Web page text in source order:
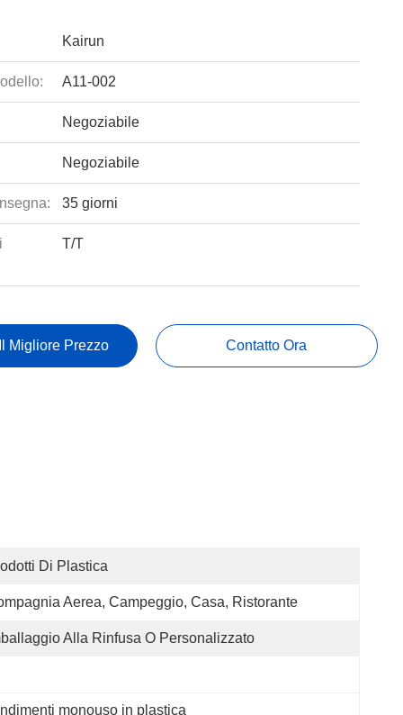
Kairun
A11-002
Negoziabile
Negoziabile
35 giorni
T/T
Migliore Prezzo Contatto Ora
Di Plastica
Aerea, Campeggio, Casa, Ristorante
Alla Rinfusa O Personalizzato
monouso in plastica